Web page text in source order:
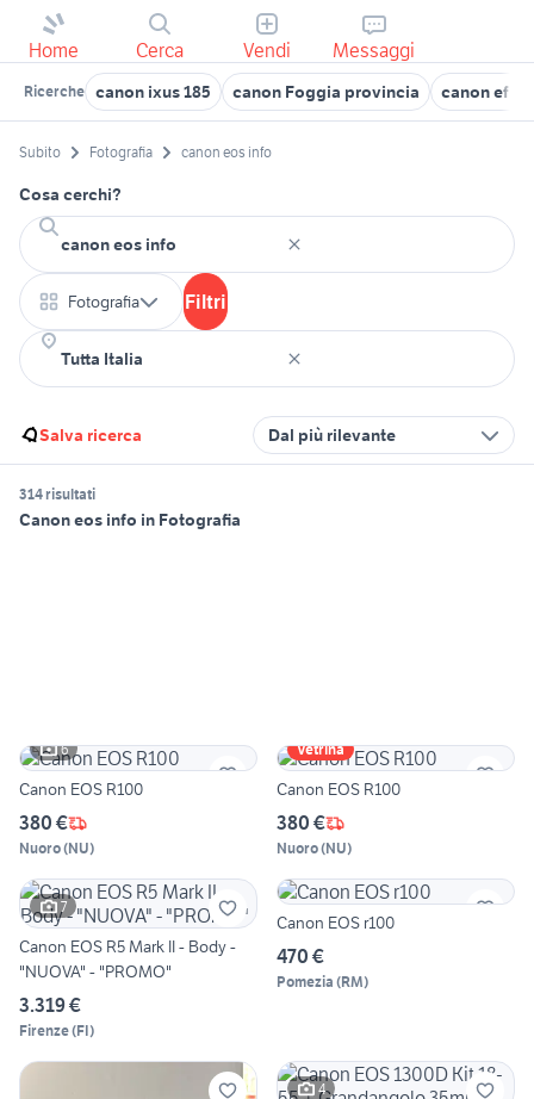
Home Cerca Vendi Messaggi
Ricerche canon ixus 185 canon Foggia provincia canon ef s
Subito Fotografia canon eos info
Cosa cerchi?
Fotografia Filtri
Salva ricerca Dal più rilevante
314 risultati
Canon eos info in Fotografia
6
Canon EOS R100
380 €
Nuoro(NU)
Vetrina
Canon EOS R100
380 €
Nuoro(NU)
7
Canon EOS R5 Mark II - Body -
"NUOVA" - "PROMO"
3.319 €
Firenze(FI)
Canon EOS r100
470 €
Pomezia (RM)
4